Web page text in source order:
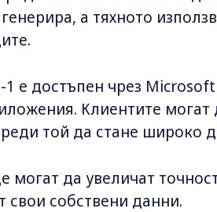
а тяхното
е достъпен чрез
Клиентите могат
той да стане широко
могат да увеличат
свои собствени данни.